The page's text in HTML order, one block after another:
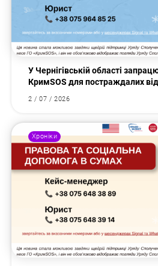
У Чернігівській області
КримSOS для постраждалих
2 / 07 / 2026
Хроніки